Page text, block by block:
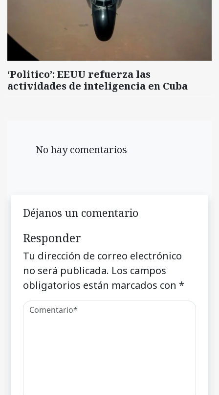
‘Politico’: EEUU refuerza las
actividades de inteligencia en Cuba
No hay comentarios
Déjanos un comentario
Responder
Tu dirección de correo electrónico
no será publicada. Los campos
obligatorios están marcados con *